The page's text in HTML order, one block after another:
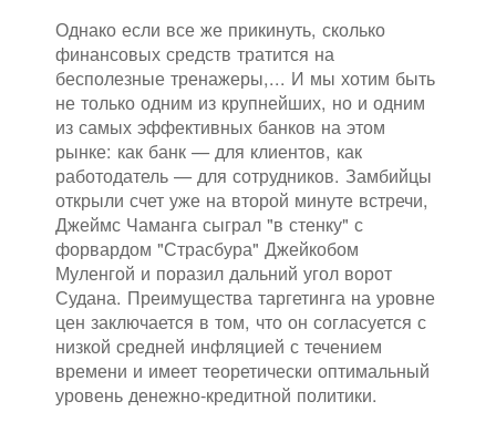
Однако если все же прикинуть, сколько
финансовых средств тратится на
бесполезные тренажеры,... И мы хотим быть
не только одним из крупнейших, но и одним
из самых эффективных банков на этом
рынке: как банк — для клиентов, как
работодатель — для сотрудников. Замбийцы
открыли счет уже на второй минуте встречи,
Джеймс Чаманга сыграл "в стенку" с
форвардом "Страсбура" Джейкобом
Муленгой и поразил дальний угол ворот
Судана. Преимущества таргетинга на уровне
цен заключается в том, что он согласуется с
низкой средней инфляцией с течением
времени и имеет теоретически оптимальный
уровень денежно-кредитной политики.